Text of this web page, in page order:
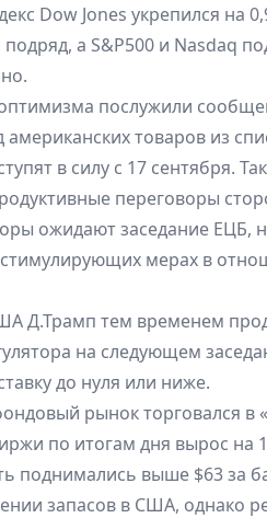
Dow Jones укрепился на
а S&P500 и Nasdaq
послужили
американских товаров из
в силу с 17 сентября.
переговоры
ожидают заседание ЕЦБ,
мерах в
Д.Трамп тем временем
на следующем
до нуля или ниже.
рынок торговался в
по итогам дня вырос на
поднимались выше $63 за
запасов в США, однако